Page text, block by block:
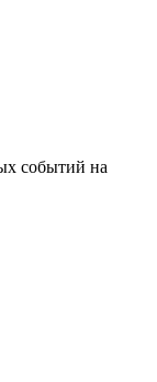
событий на